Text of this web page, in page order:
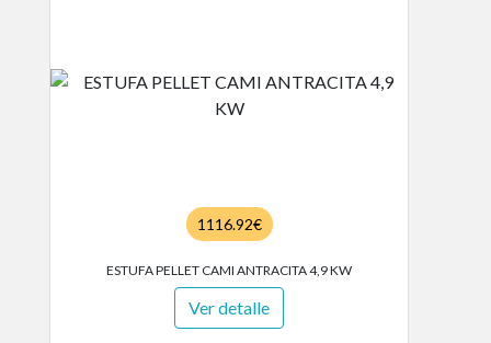
1116.92€
ESTUFA PELLET CAMI ANTRACITA 4,9 KW
Ver detalle